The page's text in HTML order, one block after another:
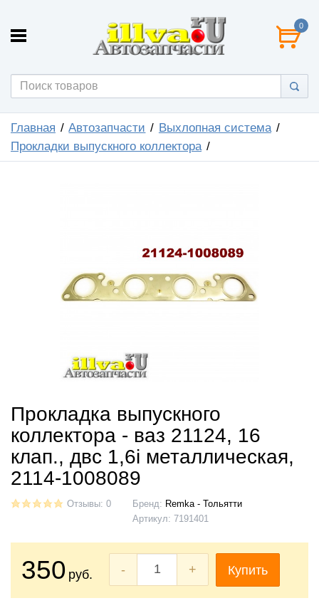
0
Главная Автозапчасти
Выхлопная система
Прокладки выпускного коллектора
Прокладка выпускного
коллектора - ваз 21124, 16
клап., двс 1,6i металлическая,
2114-1008089
Отзывы: 0 Бренд: Remka - Тольятти
Артикул: 7191401
350 руб. - + Купить